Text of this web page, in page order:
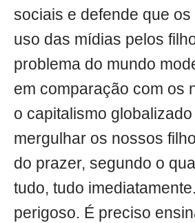
sociais e defende que os
uso das mídias pelos
problema do mundo
em comparação com os
o capitalismo
mergulhar os nossos
do prazer, segundo o
tudo, tudo
perigoso. É preciso